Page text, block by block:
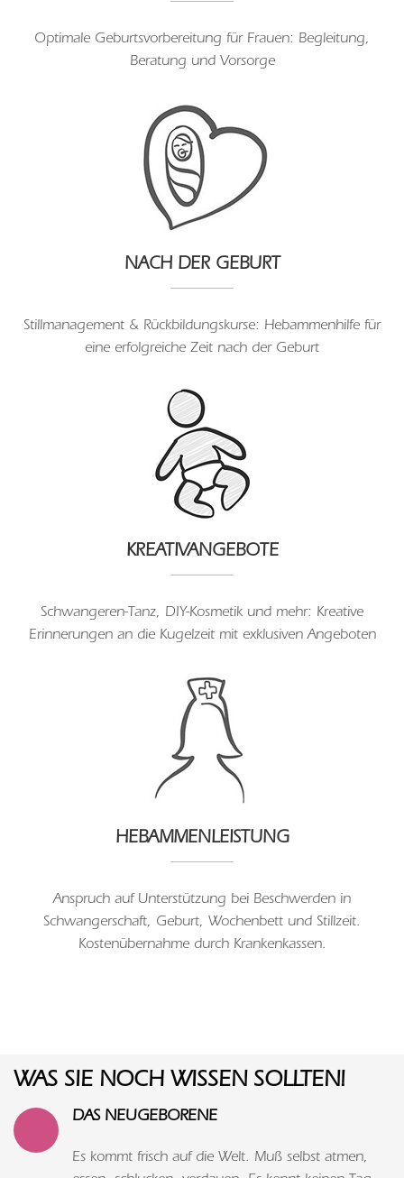
Optimale Geburtsvorbereitung für Frauen: Begleitung,
Beratung und Vorsorge
NACH DER GEBURT
Stillmanagement & Rückbildungskurse: Hebammenhilfe für
eine erfolgreiche Zeit nach der Geburt
KREATIVANGEBOTE
Schwangeren-Tanz, DIY-Kosmetik und mehr: Kreative
Erinnerungen an die Kugelzeit mit exklusiven Angeboten
HEBAMMENLEISTUNG
Anspruch auf Unterstützung bei Beschwerden in
Schwangerschaft, Geburt, Wochenbett und Stillzeit.
Kostenübernahme durch Krankenkassen.
WAS SIE NOCH WISSEN SOLLTEN!
DAS NEUGEBORENE
Es kommt frisch auf die Welt. Muß selbst atmen,